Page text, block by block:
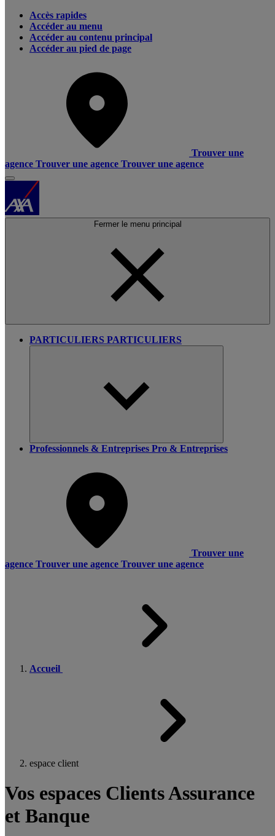
Accès rapides
Accéder au menu
Accéder au contenu principal
Accéder au pied de page
Trouver une
agence Trouver une agence Trouver une agence
Fermer le menu principal
PARTICULIERS PARTICULIERS
Professionnels & Entreprises Pro & Entreprises
Trouver une
agence Trouver une agence Trouver une agence
Accueil
espace client
Vos espaces Clients Assurance
et Banque